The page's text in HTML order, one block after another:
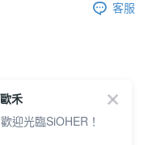
客服
禾
迎光臨SiOHER！